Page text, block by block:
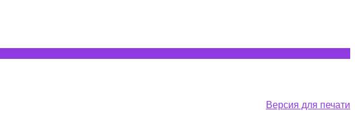
Версия для печати